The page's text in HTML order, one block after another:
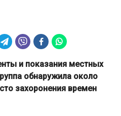
и показания местных
обнаружила около
захоронения времен